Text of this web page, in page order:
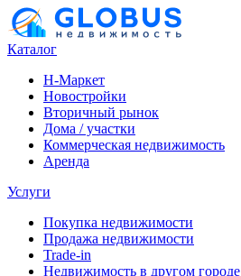
Каталог
Н-Маркет
Новостройки
Вторичный рынок
Дома / участки
Коммерческая недвижимость
Аренда
Услуги
Покупка недвижимости
Продажа недвижимости
Trade-in
Недвижимость в другом городе